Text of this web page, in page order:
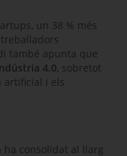
, un 38 % més
treballadors
també apunta que
4.0, sobretot
artificial i els
ha consolidat al llarg